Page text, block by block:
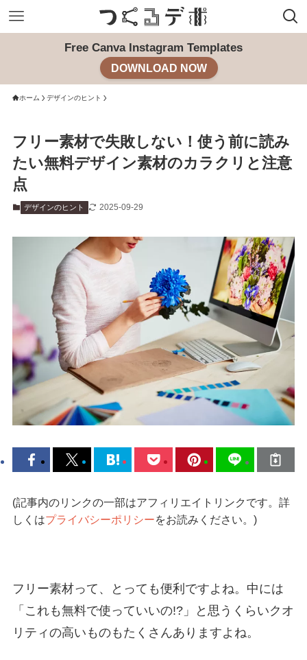
Free Canva Instagram Templates
DOWNLOAD NOW
ホーム デザインのヒント
フリー素材で失敗しない！使う前に読み
たい無料デザイン素材のカラクリと注意
点
デザインのヒント 2025-09-29
(記事内のリンクの一部はアフィリエイトリンクです。詳
しくはプライバシーポリシーをお読みください。)
フリー素材って、とっても便利ですよね。中には
「これも無料で使っていいの!?」と思うくらいクオ
リティの高いものもたくさんありますよね。